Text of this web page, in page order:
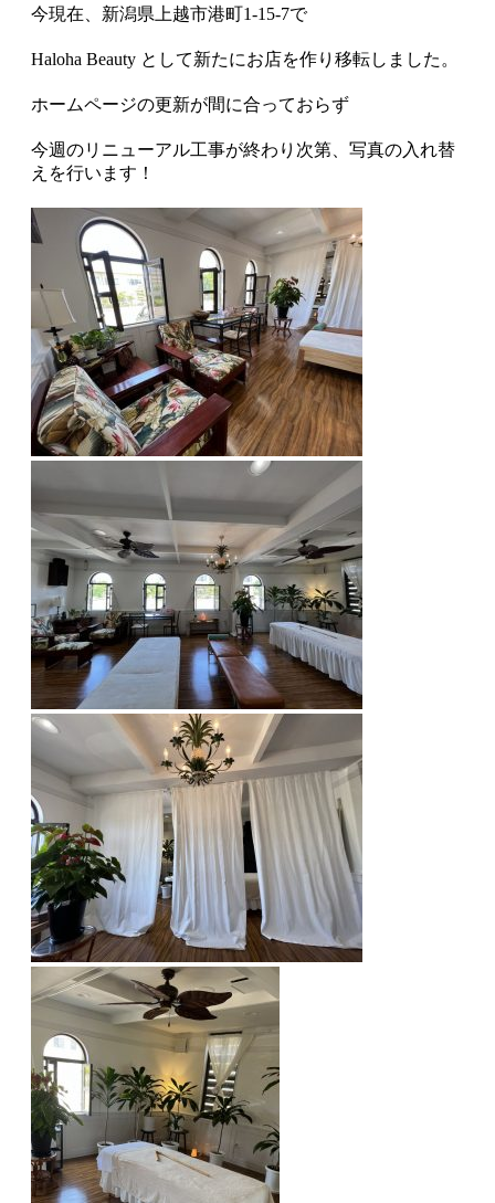
今現在、新潟県上越市港町1-15-7で
Haloha Beauty として新たにお店を作り移転しました。
ホームページの更新が間に合っておらず
今週のリニューアル工事が終わり次第、写真の入れ替
えを行います！